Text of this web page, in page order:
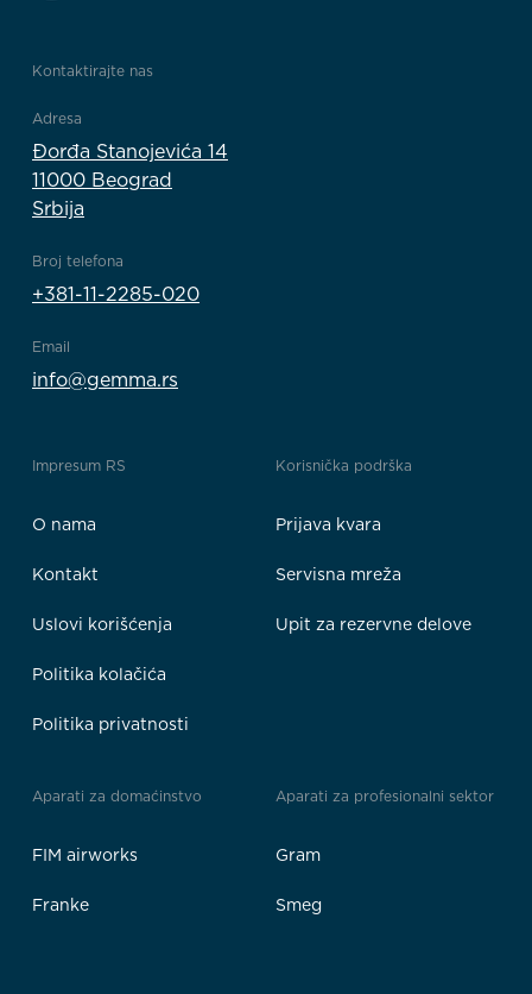
Kontaktirajte nas
Adresa
Đorđa Stanojevića 14
11000 Beograd
Srbija
Broj telefona
+381-11-2285-020
Email
info@gemma.rs
Impresum RS
O nama
Kontakt
Uslovi korišćenja
Politika kolačića
Politika privatnosti
Korisnička podrška
Prijava kvara
Servisna mreža
Upit za rezervne delove
Aparati za domaćinstvo
FIM airworks
Franke
Aparati za profesionalni sektor
Gram
Smeg